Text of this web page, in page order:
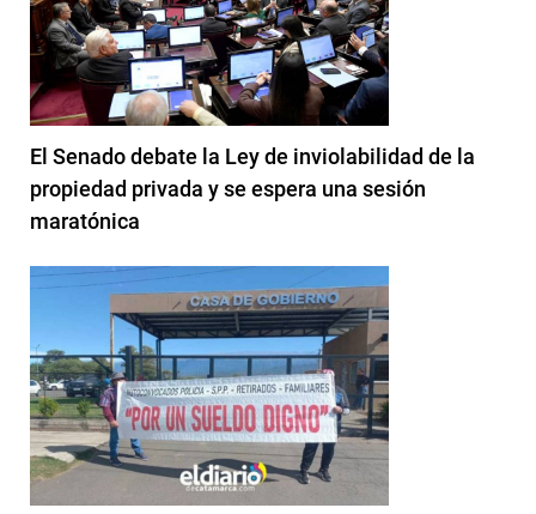
El Senado debate la Ley de inviolabilidad de la
propiedad privada y se espera una sesión
maratónica